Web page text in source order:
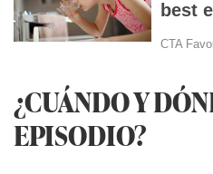
¿CUÁNDO Y
EPISODIO?